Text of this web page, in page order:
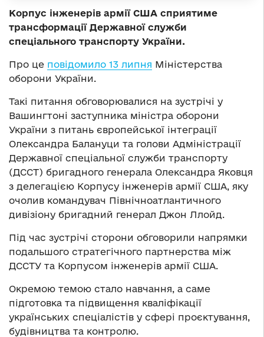
Корпус інженерів армії США сприятиме
трансформації Державної служби
спеціального транспорту України.
Про це повідомило 13 липня Міністерства
оборони України.
Такі питання обговорювалися на зустрічі у
Вашингтоні заступника міністра оборони
України з питань європейської інтеграції
Олександра Балануци та голови Адміністрації
Державної спеціальної служби транспорту
(ДССТ) бригадного генерала Олександра Яковця
з делегацією Корпусу інженерів армії США, яку
очолив командувач Північноатлантичного
дивізіону бригадний генерал Джон Ллойд.
Під час зустрічі сторони обговорили напрямки
подальшого стратегічного партнерства між
ДССТУ та Корпусом інженерів армії США.
Окремою темою стало навчання, а саме
підготовка та підвищення кваліфікації
українських спеціалістів у сфері проєктування,
будівництва та контролю.